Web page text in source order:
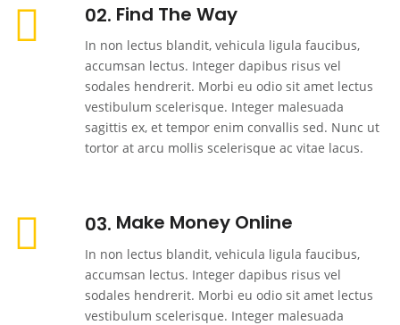
02 Find The Way
In non lectus blandit, vehicula ligula faucibus,
accumsan lectus. Integer dapibus risus vel
sodales hendrerit. Morbi eu odio sit amet lectus
vestibulum scelerisque. Integer malesuada
sagittis ex, et tempor enim convallis sed. Nunc ut
tortor at arcu mollis scelerisque ac vitae lacus.
03 Make Money Online
In non lectus blandit, vehicula ligula faucibus,
accumsan lectus. Integer dapibus risus vel
sodales hendrerit. Morbi eu odio sit amet lectus
vestibulum scelerisque. Integer malesuada